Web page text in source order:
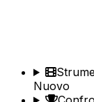
Nuovo